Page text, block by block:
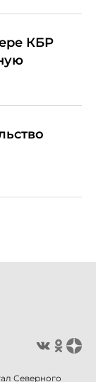
КБР
Северного